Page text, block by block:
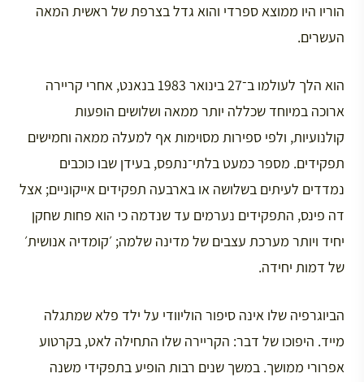
הוריו היו ממוצא ספרדי והוא גדל בצרפת של ראשית המאה
העשרים.
הוא הלך לעולמו ב־27 בינואר 1983 בנאנט, אחרי קריירה
ארוכה במיוחד שכללה יותר ממאה ושלושים הופעות
קולנועיות, ולפי ספירות מסוימות אף למעלה ממאה וחמישים
תפקידים. מספר כמעט בלתי־נתפס, בעידן שבו כוכבים
נמדדים לעיתים בשלושה או בארבעה תפקידים אייקוניים; אצל
דה פינס, התפקידים נערמים עד שנדמה כי הוא פחות שחקן
יחיד ויותר מערכת עצבים של מדינה שלמה; ׳קומדיה אנושית׳
של דמות יחידה.
הביוגרפיה שלו אינה סיפור הוליוודי על ילד פלא שמתגלה
מייד. היפוכו של דבר: הקריירה שלו התחילה לאט, בקרטוע
אפרורי ממושך. במשך שנים רבות הופיע בתפקידי משנה